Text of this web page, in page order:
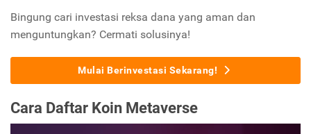
Bingung cari investasi reksa dana yang aman dan
menguntungkan? Cermati solusinya!
Mulai Berinvestasi Sekarang!
Cara Daftar Koin Metaverse